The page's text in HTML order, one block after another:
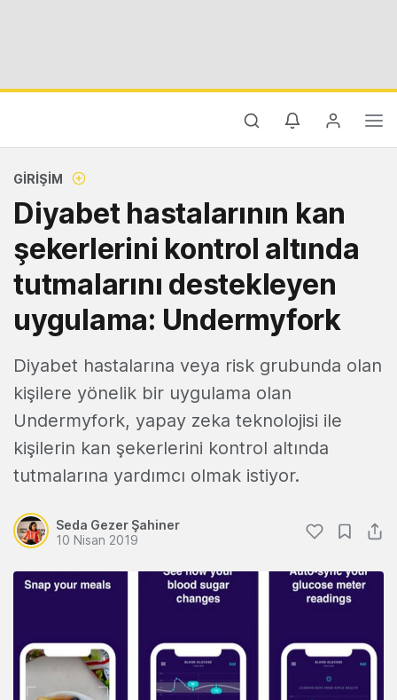
GIRIŞIM
Diyabet hastalarının kan
şekerlerini kontrol altında
tutmalarını destekleyen
uygulama: Undermyfork
Diyabet hastalarına veya risk grubunda olan
kişilere yönelik bir uygulama olan
Undermyfork, yapay zeka teknolojisi ile
kişilerin kan şekerlerini kontrol altında
tutmalarına yardımcı olmak istiyor.
Seda Gezer Şahiner
10 Nisan 2019